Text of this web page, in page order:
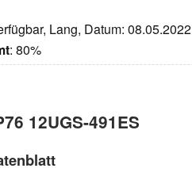
Lang, Datum: 08.05.2022
: 80%
12UGS-491ES